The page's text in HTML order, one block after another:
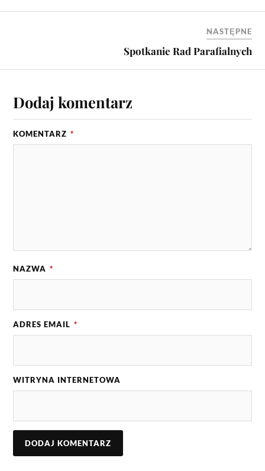
NASTĘPNE
Spotkanie Rad Parafialnych
Dodaj komentarz
KOMENTARZ *
NAZWA *
ADRES EMAIL *
WITRYNA INTERNETOWA